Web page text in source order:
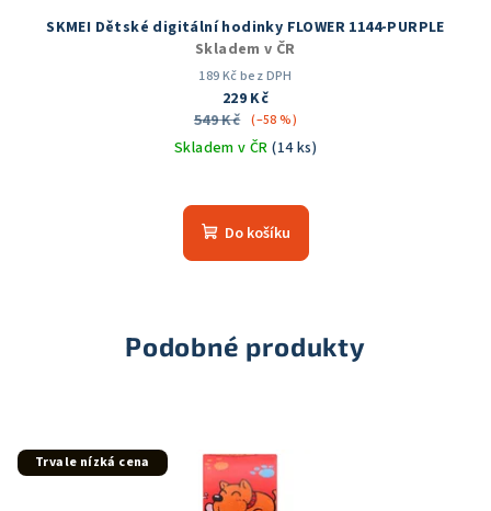
SKMEI Dětské digitální hodinky FLOWER 1144-PURPLE
Skladem v ČR
189 Kč bez DPH
229 Kč
549 Kč (–58 %)
Skladem v ČR(14 ks)
hodnocení
produktu
hvězdiček.
Do košíku
Podobné produkty
Trvale nízká cena